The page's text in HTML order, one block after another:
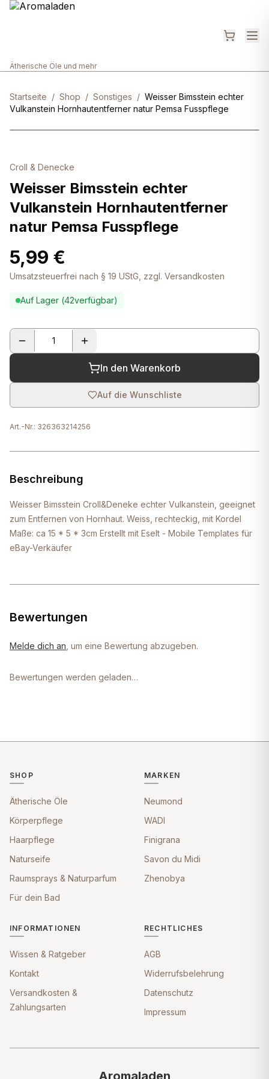
Ätherische Öle und mehr
Startseite / Shop / Sonstiges / Weisser Bimsstein echter
Vulkanstein Hornhautentferner natur Pemsa Fusspflege
Croll & Denecke
Weisser Bimsstein echter
Vulkanstein Hornhautentferner
natur Pemsa Fusspflege
5,99 €
Umsatzsteuerfrei nach § 19 UStG, zzgl. Versandkosten
Auf Lager (42verfügbar)
In den Warenkorb
Auf die Wunschliste
Art.-Nr.: 326363214256
Beschreibung
Weisser Bimsstein Croll&Deneke echter Vulkanstein, geeignet
zum Entfernen von Hornhaut. Weiss, rechteckig, mit Kordel
Maße: ca 15 * 5 * 3cm Erstellt mit Eselt - Mobile Templates für
eBay-Verkäufer
Bewertungen
Melde dich an , um eine Bewertung abzugeben.
Bewertungen werden geladen…
SHOP
Ätherische Öle
Körperpflege
Haarpflege
Naturseife
Raumsprays & Naturparfum
Für dein Bad
MARKEN
Neumond
WADI
Finigrana
Savon du Midi
Zhenobya
INFORMATIONEN
Wissen & Ratgeber
Kontakt
Versandkosten &
Zahlungsarten
RECHTLICHES
AGB
Widerrufsbelehrung
Datenschutz
Impressum
Aromaladen